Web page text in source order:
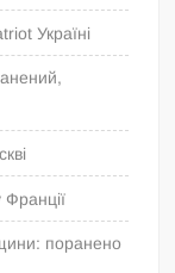
Україні
Франції
поранено